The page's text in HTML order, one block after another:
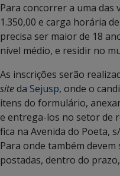
Para concorrer a uma das
1.350,00 e carga horária
precisa ser maior de 18
nível médio, e residir no
As inscrições serão
siteda Sejusp, onde o
itens do formulário,
e entrega-los no setor de
fica na Avenida do Poeta,
Para onde também
postadas, dentro do